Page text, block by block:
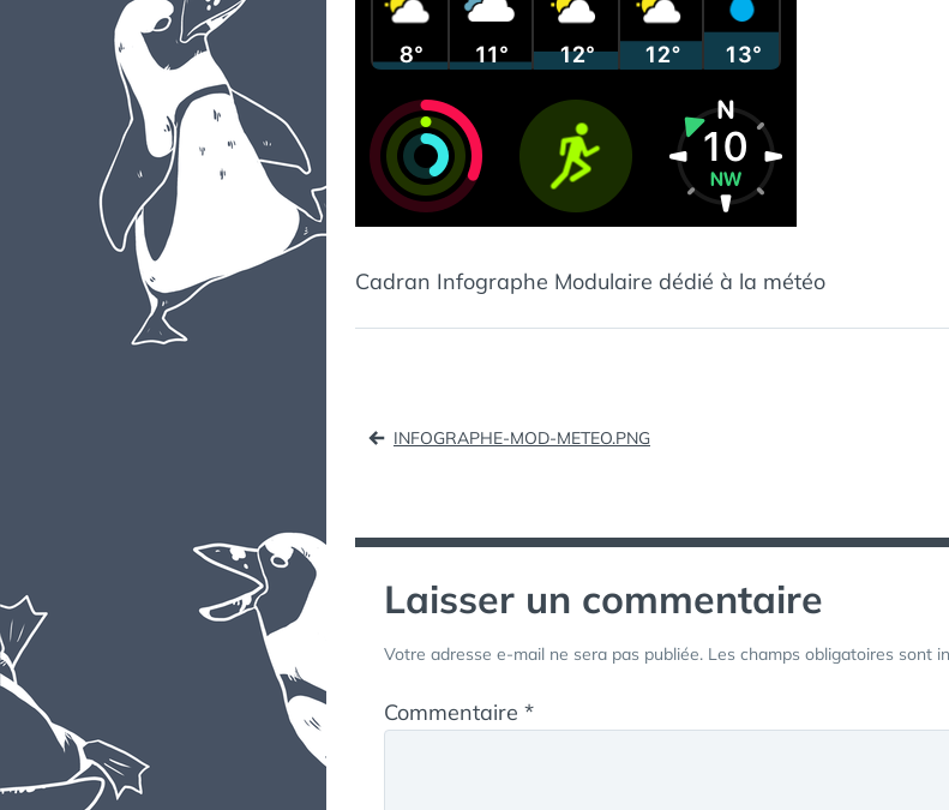
Cadran Infographe Modulaire dédié à la météo
Navigation
l’article
INFOGRAPHE-MOD-METEO.PNG
Laisser un commentaire
Votre adresse e-mail ne sera pas publiée. Les champs obligatoires sont
Commentaire *